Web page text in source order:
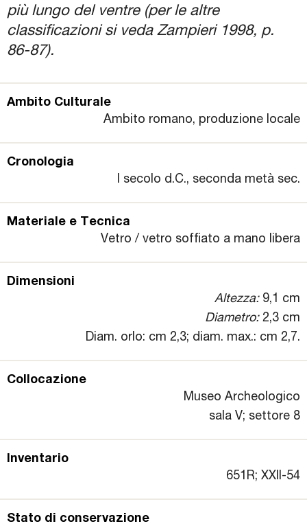
più lungo del ventre (per le altre
classificazioni si veda Zampieri 1998, p.
86-87).
Ambito Culturale
Ambito romano, produzione locale
Cronologia
I secolo d.C., seconda metà sec.
Materiale e Tecnica
Vetro / vetro soffiato a mano libera
Dimensioni
Altezza: 9,1 cm
Diametro: 2,3 cm
Diam. orlo: cm 2,3; diam. max.: cm 2,7.
Collocazione
Museo Archeologico
sala V; settore 8
Inventario
651R; XXII-54
Stato di conservazione